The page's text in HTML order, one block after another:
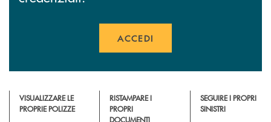
ACCEDI
VISUALIZZARE LE
PROPRIE POLIZZE
RISTAMPARE I
PROPRI
SEGUIRE I PROPRI
SINISTRI